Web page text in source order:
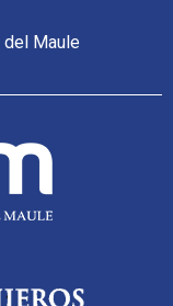
Maule